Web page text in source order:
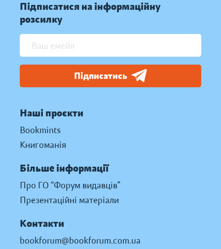
Підписатися на інформаційну
розсилку
Підписатись
Наші проєкти
Bookmints
Книгоманія
Більше інформації
Про ГО “Форум видавців”
Презентаційні матеріали
Контакти
bookforum@bookforum.com.ua